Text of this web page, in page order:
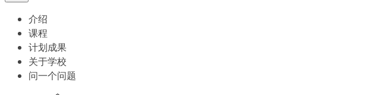
介绍
课程
计划成果
关于学校
问一个问题